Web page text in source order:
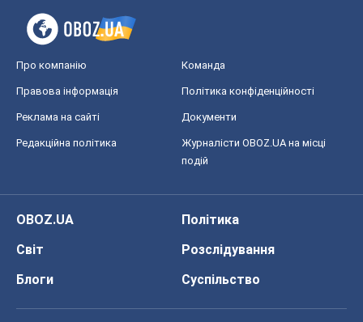
Про компанію Команда
Правова інформація Політика конфіденційності
Реклама на сайті Документи
Редакційна політика
Журналісти OBOZ.UA на місці
подій
OBOZ.UA
Політика
Світ
Розслідування
Блоги
Суспільство